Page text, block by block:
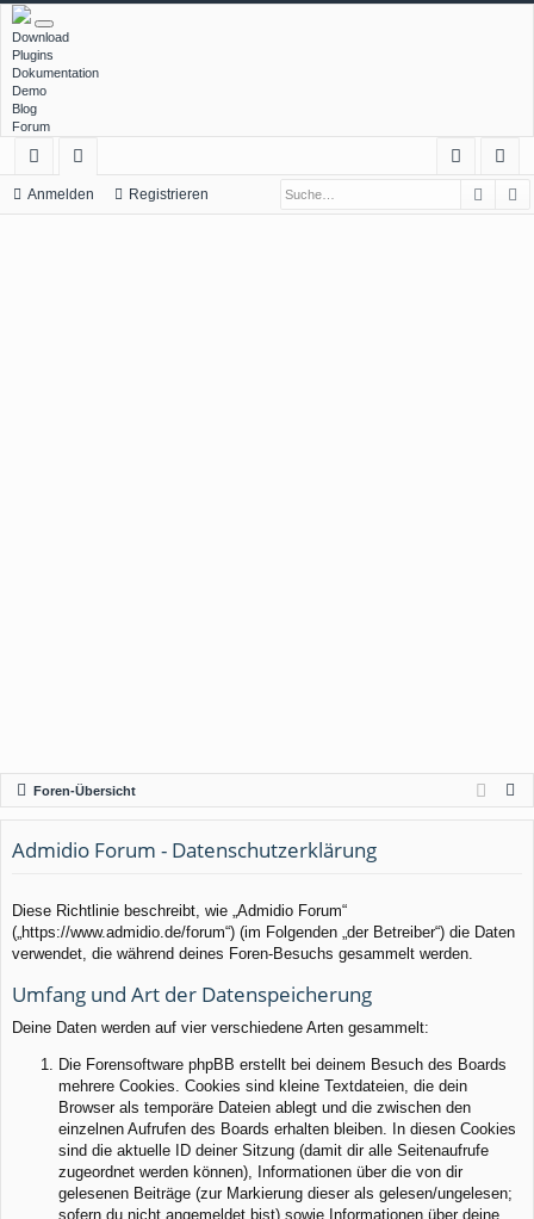
Download
Plugins
Dokumentation
Demo
Blog
Forum
ch
or
Anmelden Registrieren
Foren-Übersicht
Admidio Forum - Datenschutzerklärung
Diese Richtlinie beschreibt, wie „Admidio Forum“
(„https://www.admidio.de/forum“) (im Folgenden „der Betreiber“) die Daten
verwendet, die während deines Foren-Besuchs gesammelt werden.
Umfang und Art der Datenspeicherung
Deine Daten werden auf vier verschiedene Arten gesammelt:
Die Forensoftware phpBB erstellt bei deinem Besuch des Boards
mehrere Cookies. Cookies sind kleine Textdateien, die dein
Browser als temporäre Dateien ablegt und die zwischen den
einzelnen Aufrufen des Boards erhalten bleiben. In diesen Cookies
sind die aktuelle ID deiner Sitzung (damit dir alle Seitenaufrufe
zugeordnet werden können), Informationen über die von dir
gelesenen Beiträge (zur Markierung dieser als gelesen/ungelesen;
sofern du nicht angemeldet bist) sowie Informationen über deine